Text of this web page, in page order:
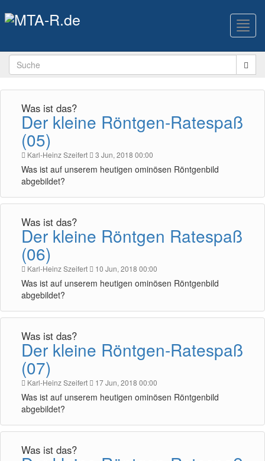
Was ist das?
Der kleine Röntgen-Ratespaß
(05)
Karl-Heinz Szeifert 3 Jun, 2018 00:00
Was ist auf unserem heutigen ominösen Röntgenbild
abgebildet?
Was ist das?
Der kleine Röntgen Ratespaß
(06)
Karl-Heinz Szeifert 10 Jun, 2018 00:00
Was ist auf unserem heutigen ominösen Röntgenbild
abgebildet?
Was ist das?
Der kleine Röntgen-Ratespaß
(07)
Karl-Heinz Szeifert 17 Jun, 2018 00:00
Was ist auf unserem heutigen ominösen Röntgenbild
abgebildet?
Was ist das?